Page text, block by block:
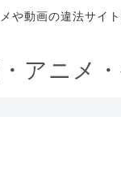
や動画の違法サイ
アニメ